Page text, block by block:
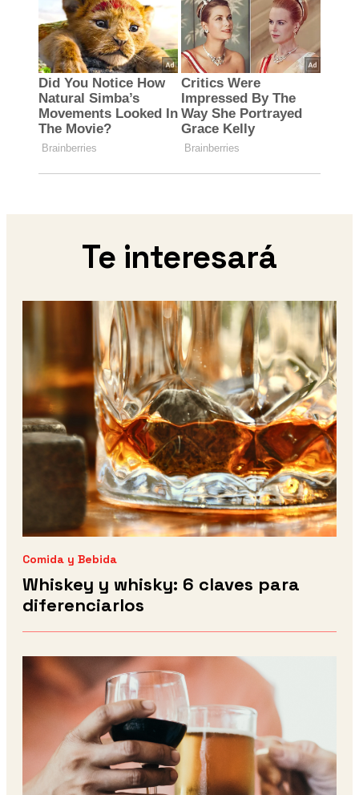
Te interesará
Comida y Bebida
Whiskey y whisky: 6 claves para
diferenciarlos